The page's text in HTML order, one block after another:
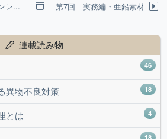
レ... 第7回 実務編・亜鉛素材
連載読み物
46
異物不良対策 18
とは 4